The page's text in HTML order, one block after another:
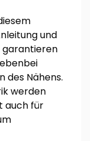
und
garantieren
des Nähens.
werden
auch für